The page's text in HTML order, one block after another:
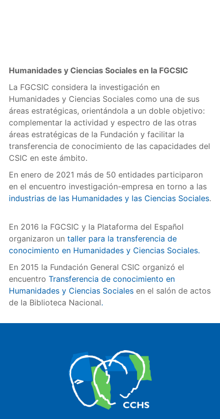
Humanidades y Ciencias Sociales en la FGCSIC
La FGCSIC considera la investigación en
Humanidades y Ciencias Sociales como una de sus
áreas estratégicas, orientándola a un doble objetivo:
complementar la actividad y espectro de las otras
áreas estratégicas de la Fundación y facilitar la
transferencia de conocimiento de las capacidades del
CSIC en este ámbito.
En enero de 2021 más de 50 entidades participaron
en el encuentro investigación-empresa en torno a las
industrias de las Humanidades y las Ciencias Sociales.
En 2016 la FGCSIC y la Plataforma del Español
organizaron un taller para la transferencia de
conocimiento en Humanidades y Ciencias Sociales.
En 2015 la Fundación General CSIC organizó el
encuentro Transferencia de conocimiento en
Humanidades y Ciencias Socialesen el salón de actos
de la Biblioteca Nacional.